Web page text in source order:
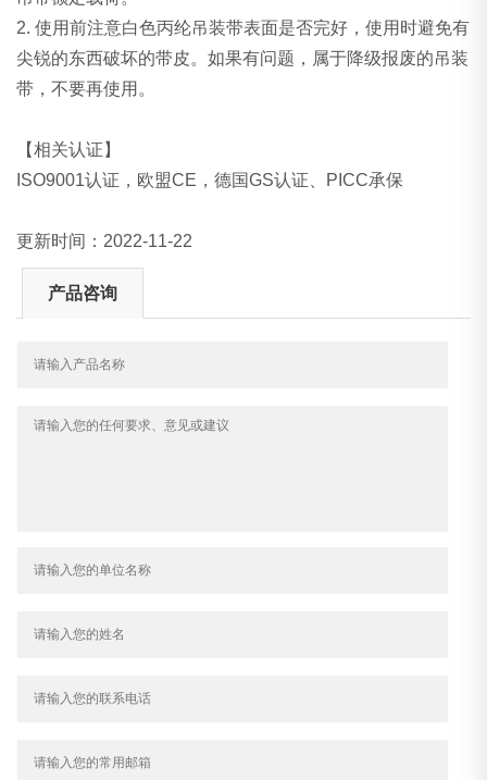
2. 使用前注意白色丙纶吊装带表面是否完好，使用时避免有
尖锐的东西破坏的带皮。如果有问题，属于降级报废的吊装
带，不要再使用。
【相关认证】
ISO9001认证，欧盟CE，德国GS认证、PICC承保
更新时间：2022-11-22
产品咨询